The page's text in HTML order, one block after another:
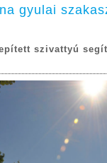
gyulai
szivattyú